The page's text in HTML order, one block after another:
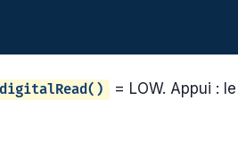
digitalRead() = LOW. Appui :